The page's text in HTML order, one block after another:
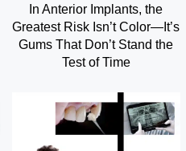
In Anterior Implants, the
Greatest Risk Isn’t Color—It’s
Gums That Don’t Stand the
Test of Time
LINE@
線上諮詢